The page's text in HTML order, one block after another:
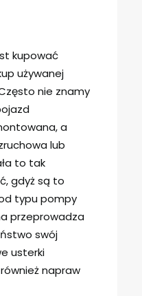
kupować
używanej
nie znamy
a
lub
to tak
gdyż są to
typu pompy
przeprowadza
swój
usterki
napraw